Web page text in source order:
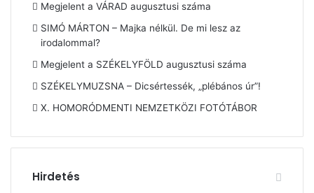
Megjelent a VÁRAD augusztusi száma
SIMÓ MÁRTON – Majka nélkül. De mi lesz az
irodalommal?
Megjelent a SZÉKELYFÖLD augusztusi száma
SZÉKELYMUZSNA – Dicsértessék, „plébános úr”!
X. HOMORÓDMENTI NEMZETKÖZI FOTÓTÁBOR
Hirdetés